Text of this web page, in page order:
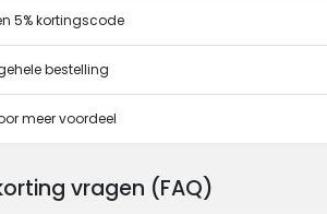
5% kortingscode
bestelling
meer voordeel
vragen (FAQ)